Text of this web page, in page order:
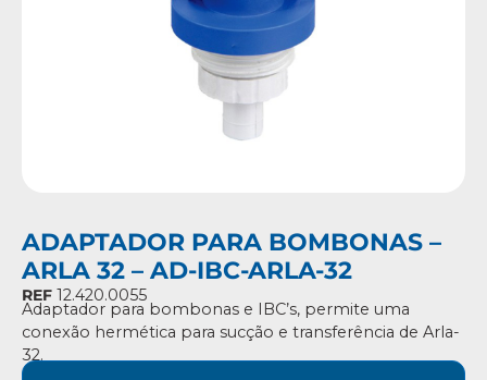
ADAPTADOR PARA BOMBONAS –
ARLA 32 – AD-IBC-ARLA-32
REF 12.420.0055
Adaptador para bombonas e IBC’s, permite uma
conexão hermética para sucção e transferência de Arla-
32.